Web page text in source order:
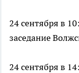
24 сентября в
заседание
24 сентября в